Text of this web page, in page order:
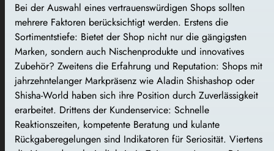
Bei der Auswahl eines vertrauenswürdigen Shops sollten
mehrere Faktoren berücksichtigt werden. Erstens die
Sortimentstiefe: Bietet der Shop nicht nur die gängigsten
Marken, sondern auch Nischenprodukte und innovatives
Zubehör? Zweitens die Erfahrung und Reputation: Shops mit
jahrzehntelanger Markpräsenz wie Aladin Shishashop oder
Shisha-World haben sich ihre Position durch Zuverlässigkeit
erarbeitet. Drittens der Kundenservice: Schnelle
Reaktionszeiten, kompetente Beratung und kulante
Rückgaberegelungen sind Indikatoren für Seriosität. Viertens